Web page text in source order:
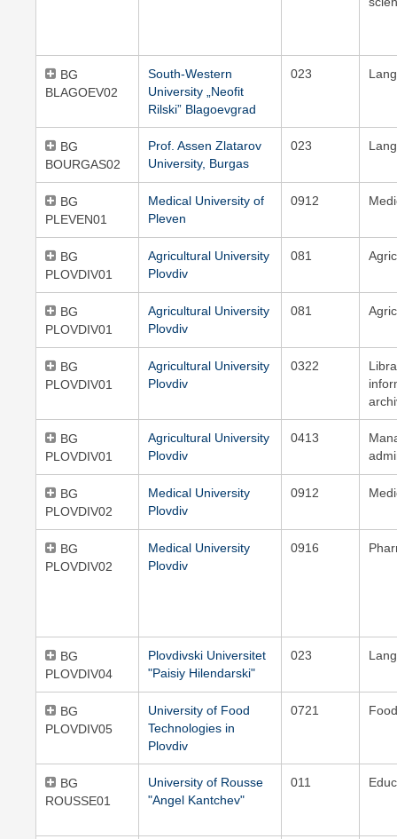
BG
BLAGOEV02
South-Western
University „Neofit
Rilski” Blagoevgrad
023
BG
BOURGAS02
Prof. Assen Zlatarov
University, Burgas
023
BG
PLEVEN01
Medical University of
Pleven
0912
BG
PLOVDIV01
Agricultural University
Plovdiv
081
BG
PLOVDIV01
Agricultural University
Plovdiv
081
BG
PLOVDIV01
Agricultural University
Plovdiv
0322
BG
PLOVDIV01
Agricultural University
Plovdiv
0413
BG
PLOVDIV02
Medical University
Plovdiv
0912
BG
PLOVDIV02
Medical University
Plovdiv
0916
BG
PLOVDIV04
Plovdivski Universitet
"Paisiy Hilendarski"
023
BG
PLOVDIV05
University of Food
Technologies in
Plovdiv
0721
BG
ROUSSE01
University of Rousse
"Angel Kantchev"
011